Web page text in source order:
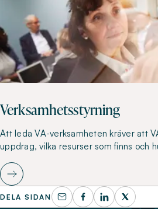
Verksamhetsstyrning
Att leda VA-verksamheten kräver att
uppdrag, vilka resurser som finns och
DELA SIDAN